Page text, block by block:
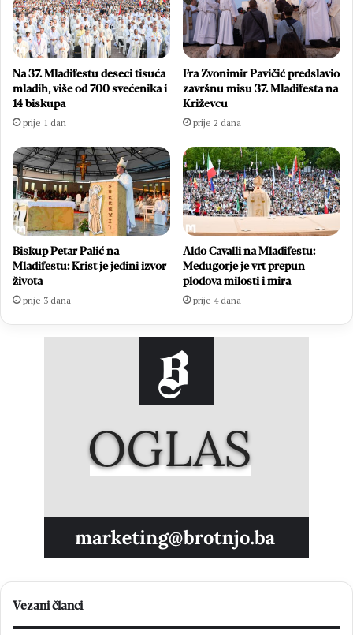
Na 37. Mladifestu deseci tisuća
mladih, više od 700 svećenika i
14 biskupa
prije 1 dan
Fra Zvonimir Pavičić predslavio
završnu misu 37. Mladifesta na
Križevcu
prije 2 dana
Biskup Petar Palić na
Mladifestu: Krist je jedini izvor
života
prije 3 dana
Aldo Cavalli na Mladifestu:
Međugorje je vrt prepun
plodova milosti i mira
prije 4 dana
Vezani članci